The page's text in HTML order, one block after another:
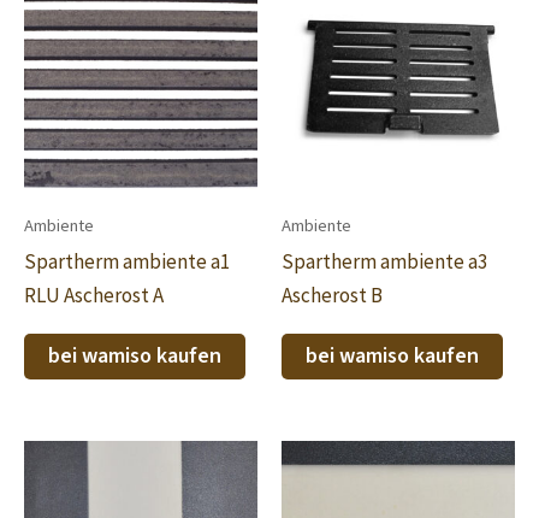
Ambiente
Spartherm ambiente a1
RLU Ascherost A
bei wamiso kaufen
Ambiente
Spartherm ambiente a3
Ascherost B
bei wamiso kaufen